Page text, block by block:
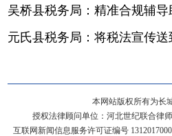
吴桥县税务局：精准合规辅
元氏县税务局：将税法宣传
本网站版权所有为长
授权法律顾问单位：河北世纪联合律
互联网新闻信息服务许可证编号